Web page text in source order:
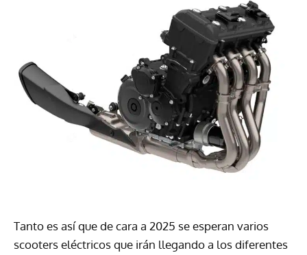
Tanto es así que de cara a 2025 se esperan varios
scooters eléctricos que irán llegando a los diferentes